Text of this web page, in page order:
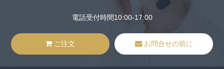
電話受付時間10:00-17:00
ご注文 お問合せの前に